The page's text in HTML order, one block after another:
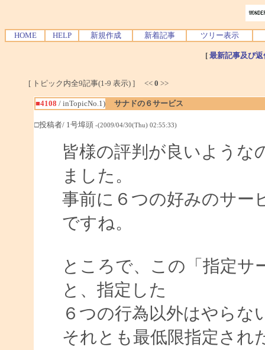
HOME HELP 新規作成 新着記事 ツリー表示
[ 最新記事及び
[ トピック内全9記事(1-9 表示) ] << 0 >>
■4108 / inTopicNo.1) サナドの６サービス
□投稿者/ 1号埠頭 -(2009/04/30(Thu) 02:55:33)
皆様の評判が良いような
ました。
事前に６つの好みのサー
ですね。
ところで、この「指定サ
と、指定した
６つの行為以外はやら
それとも最低限指定され